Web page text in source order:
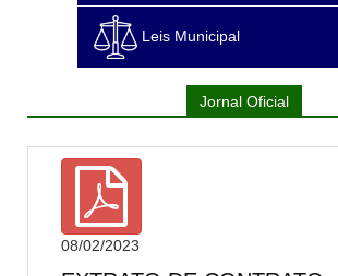
Leis Municipal
Jornal Oficial
08/02/2023